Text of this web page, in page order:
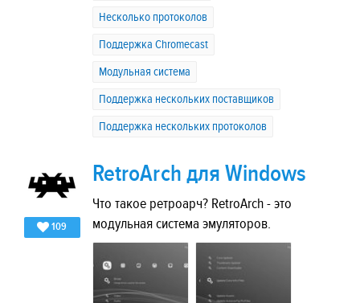
Несколько протоколов
Поддержка Chromecast
Модульная система
Поддержка нескольких поставщиков
Поддержка нескольких протоколов
109
RetroArch для Windows
Что такое ретроарч? RetroArch - это
модульная система эмуляторов.